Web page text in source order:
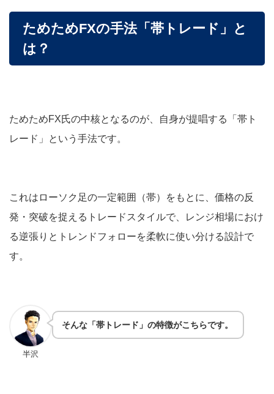
ためためFXの手法「帯トレード」と
は？
ためためFX氏の中核となるのが、自身が提唱する「帯ト
レード」という手法です。
これはローソク足の一定範囲（帯）をもとに、価格の反
発・突破を捉えるトレードスタイルで、レンジ相場におけ
る逆張りとトレンドフォローを柔軟に使い分ける設計で
す。
半沢
そんな「帯トレード」の特徴がこちらです。